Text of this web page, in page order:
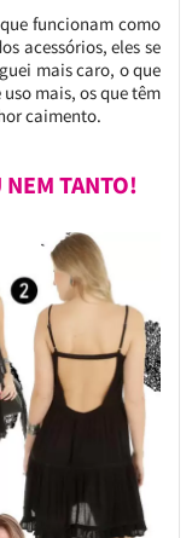
funcionam como
acessórios, eles se
mais caro, o que
mais, os que têm
caimento.
NEM TANTO!